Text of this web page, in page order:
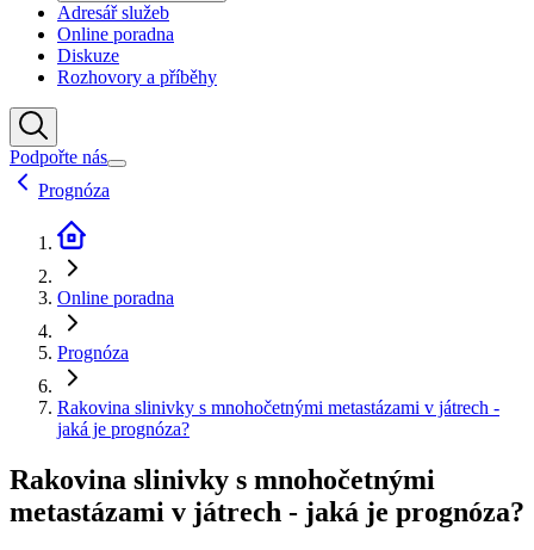
Adresář služeb
Online poradna
Diskuze
Rozhovory a příběhy
Podpořte nás
Prognóza
Online poradna
Prognóza
Rakovina slinivky s mnohočetnými metastázami v játrech -
jaká je prognóza?
Rakovina slinivky s mnohočetnými
metastázami v játrech - jaká je prognóza?